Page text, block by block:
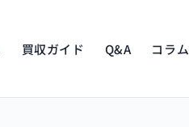
買収ガイド Q&A コラム